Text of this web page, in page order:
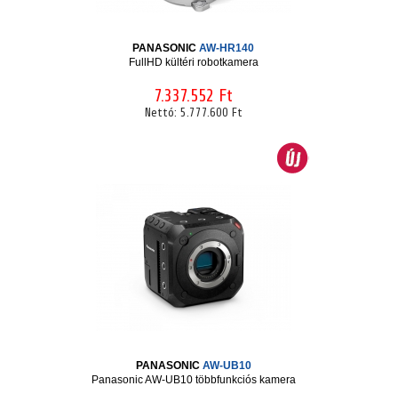
PANASONIC AW-HR140
FullHD kültéri robotkamera
7.337.552 Ft
Nettó: 5.777.600 Ft
PANASONIC AW-UB10
Panasonic AW-UB10 többfunkciós kamera